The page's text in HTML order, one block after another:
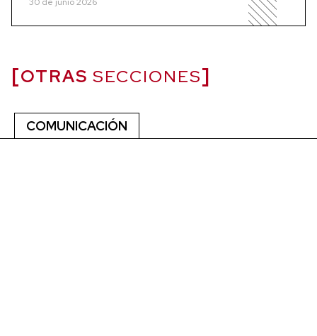
OTRAS SECCIONES
COMUNICACIÓN